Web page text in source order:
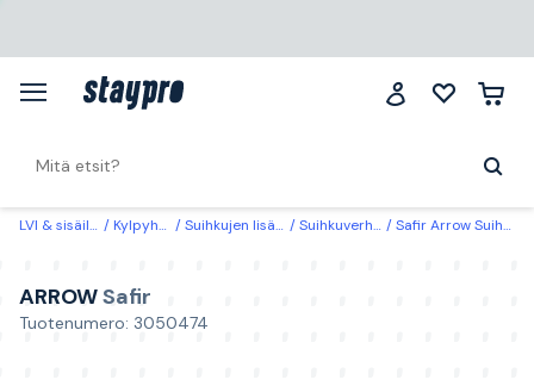
LVI & sisäilma Kylpyhuone Suihkujen lisätarvikkeet Suihkuverhot & ripustus Safir Arrow Suihkuverho kudotuilla tähdillä
ARROWSafir
Tuotenumero: 3050474